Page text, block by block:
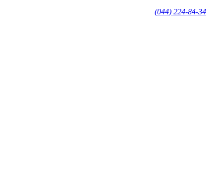
(044) 224-84-34